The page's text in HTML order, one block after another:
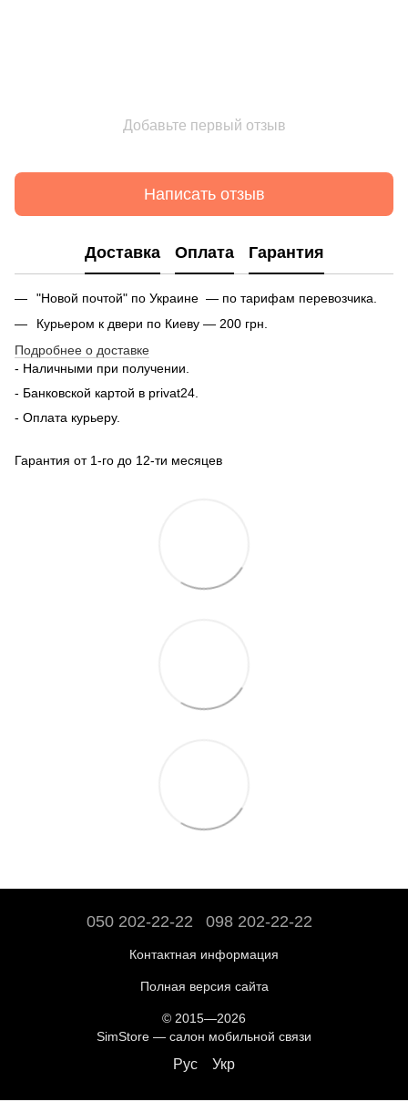
Добавьте первый отзыв
Написать отзыв
Доставка Оплата Гарантия
"Новой почтой" по Украине — по тарифам перевозчика.
Курьером к двери по Киеву — 200 грн.
Подробнее о доставке
- Наличными при получении.
- Банковской картой в privat24.
- Оплата курьеру.
Гарантия от 1-го до 12-ти месяцев
050 202-22-22 098 202-22-22
Контактная информация
Полная версия сайта
© 2015—2026
SimStore — салон мобильной связи
Рус Укр